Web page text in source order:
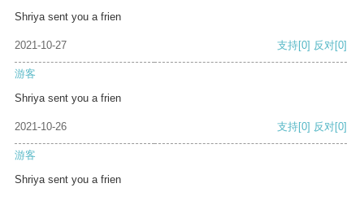
Shriya sent you a frien
2021-10-27 支持[0] 反对[0]
游客
Shriya sent you a frien
2021-10-26 支持[0] 反对[0]
游客
Shriya sent you a frien